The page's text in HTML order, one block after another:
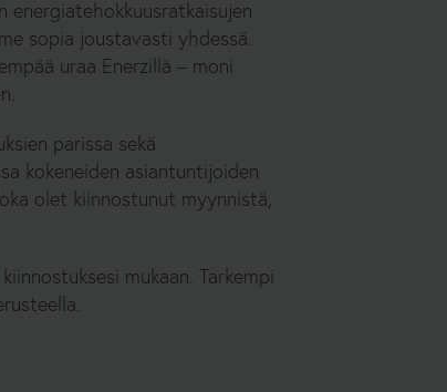
energiatehokkuusratkaisujen
sopia joustavasti yhdessä.
uraa Enerzillä – moni
parissa sekä
kokeneiden asiantuntijoiden
olet kiinnostunut myynnistä,
mukaan. Tarkempi